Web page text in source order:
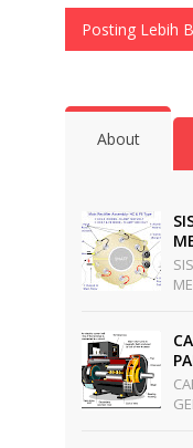
Posting Lebih
About